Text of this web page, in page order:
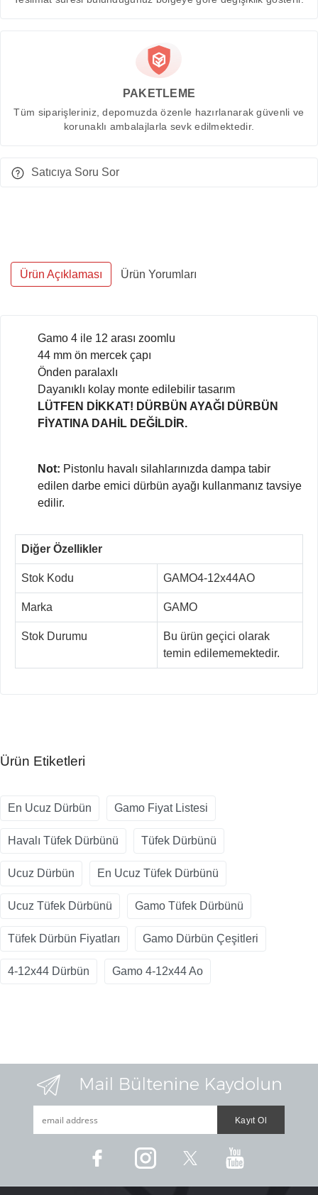
PAKETLEME
Tüm siparişleriniz, depomuzda özenle hazırlanarak güvenli ve
korunaklı ambalajlarla sevk edilmektedir.
Satıcıya Soru Sor
Ürün Açıklaması Ürün Yorumları
Gamo 4 ile 12 arası zoomlu
44 mm ön mercek çapı
Önden paralaxlı
Dayanıklı kolay monte edilebilir tasarım
LÜTFEN DİKKAT! DÜRBÜN AYAĞI DÜRBÜN
FİYATINA DAHİL DEĞİLDİR.
Not: Pistonlu havalı silahlarınızda dampa tabir
edilen darbe emici dürbün ayağı kullanmanız tavsiye
edilir.
Diğer Özellikler
Stok Kodu GAMO4-12x44AO
Marka GAMO
Stok Durumu
Bu ürün geçici olarak
temin edilememektedir.
Ürün Etiketleri
En Ucuz Dürbün Gamo Fiyat Listesi
Havalı Tüfek Dürbünü Tüfek Dürbünü
Ucuz Dürbün En Ucuz Tüfek Dürbünü
Ucuz Tüfek Dürbünü Gamo Tüfek Dürbünü
Tüfek Dürbün Fiyatları Gamo Dürbün Çeşitleri
4-12x44 Dürbün Gamo 4-12x44 Ao